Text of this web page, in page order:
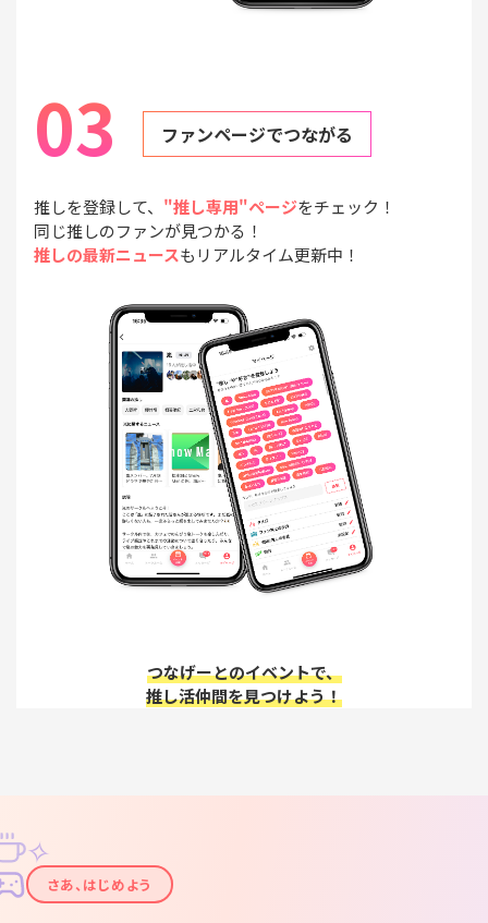
03 ファンページでつながる
推しを登録して、 "推し専用"ページをチェック！
同じ推しのファンが見つかる！
推しの最新ニュースもリアルタイム更新中！
つなげーとのイベントで、
推し活仲間を見つけよう！
✦
✧
さあ、はじめよう